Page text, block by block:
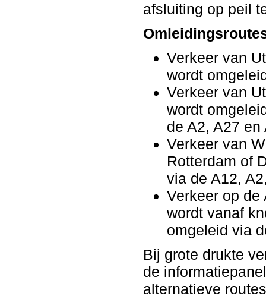
afsluiting op peil
Verkeer van
wordt
Verkeer van
wordt
de A2, A27 en
Verkeer van
Rotterdam of
via de A12,
Verkeer op de
wordt vanaf
omgeleid via
Bij grote drukte
de
alternatieve